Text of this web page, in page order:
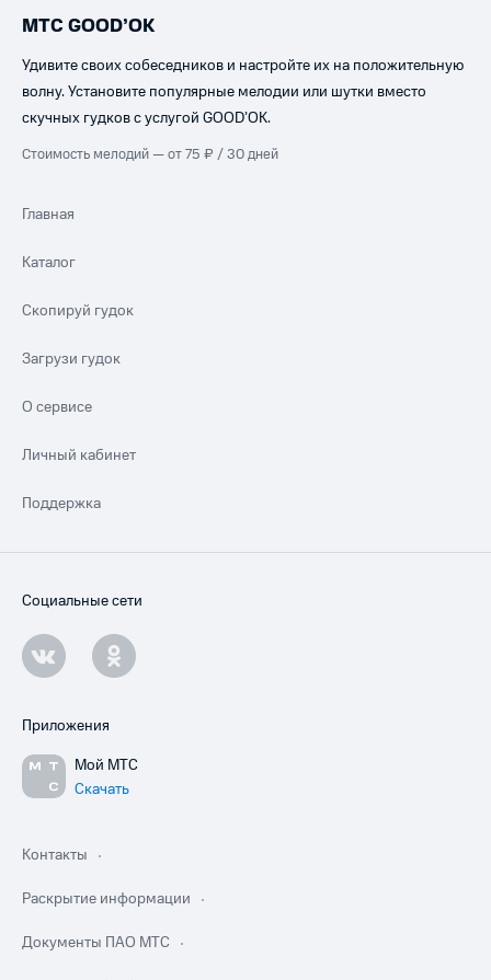
МТС GOOD’OK
Удивите своих собеседников и настройте их на положительную
волну. Установите популярные мелодии или шутки вместо
скучных гудков с услугой GOOD’OK.
Стоимость мелодий — от 75 ₽ / 30 дней
Главная
Каталог
Скопируй гудок
Загрузи гудок
О сервисе
Личный кабинет
Поддержка
Социальные сети
Приложения
Мой МТС
Скачать
Контакты
Раскрытие информации
Документы ПАО МТС